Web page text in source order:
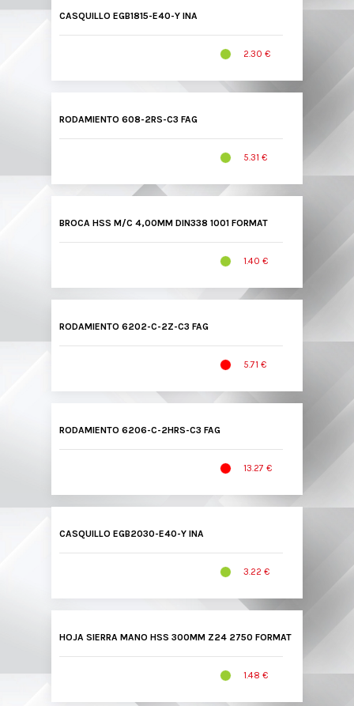
CASQUILLO EGB1815-E40-Y INA
2.30 €
RODAMIENTO 608-2RS-C3 FAG
5.31 €
BROCA HSS M/C 4,00MM DIN338 1001 FORMAT
1.40 €
RODAMIENTO 6202-C-2Z-C3 FAG
5.71 €
RODAMIENTO 6206-C-2HRS-C3 FAG
13.27 €
CASQUILLO EGB2030-E40-Y INA
3.22 €
HOJA SIERRA MANO HSS 300MM Z24 2750 FORMAT
1.48 €